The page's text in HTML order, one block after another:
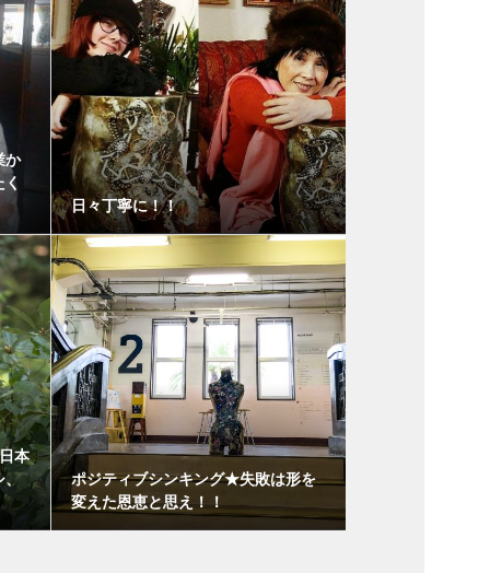
か
日々丁寧に！！
本
、
ポジティブシンキング★失敗は形を
変えた恩恵と思え！！